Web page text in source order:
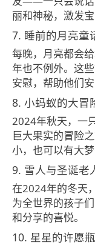
丽和神秘，激发
7. 睡前的月亮童
每晚，月亮都会
年也不例外。这
安慰，帮助他们安
8. 小蚂蚁的大冒
2024年秋天，一
巨大果实的冒险
小，也可以有大梦
9. 雪人与圣诞老
在2024年的冬天
为全世界的孩子
和分享的喜悦。
10. 星星的许愿瓶